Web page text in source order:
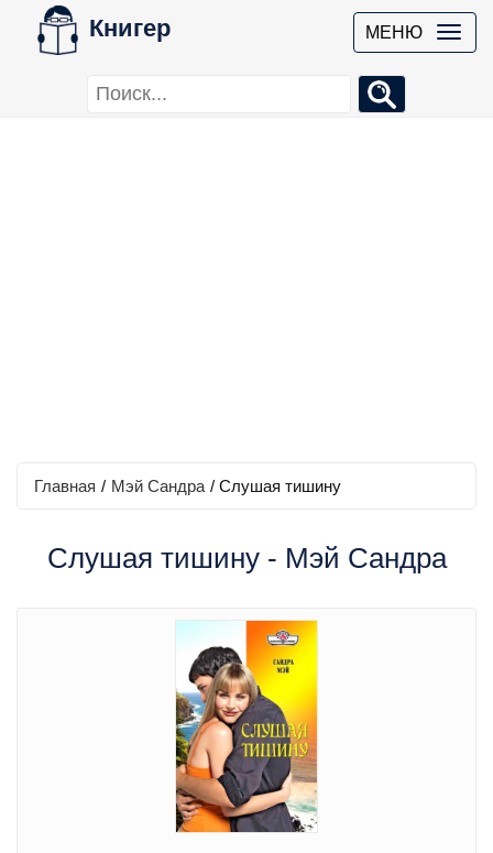
Книгер МЕНЮ
Главная / Мэй Сандра / Слушая тишину
Слушая тишину - Мэй Сандра